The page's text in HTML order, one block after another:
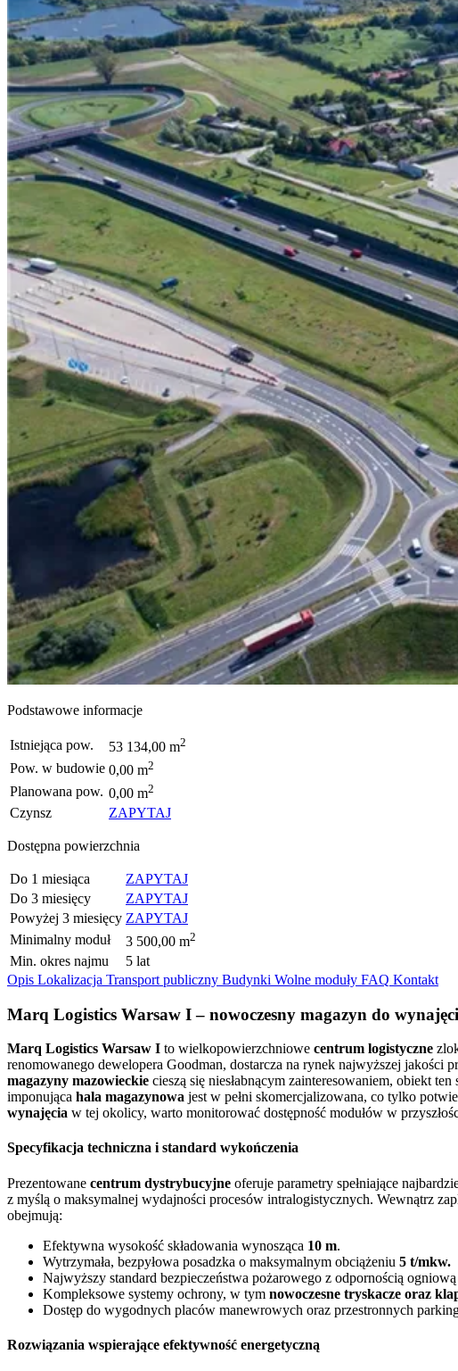
Podstawowe informacje
Istniejąca pow. 53 134,00 m2
Pow. w budowie 0,00 m2
Planowana pow. 0,00 m2
Czynsz ZAPYTAJ
Dostępna powierzchnia
Do 1 miesiąca
ZAPYTAJ
Do 3 miesięcy
ZAPYTAJ
Powyżej 3 miesięcy ZAPYTAJ
Minimalny moduł
3 500,00 m2
Min. okres najmu
5 lat
Opis Lokalizacja Transport publiczny Budynki Wolne moduły FAQ Kontakt
Marq Logistics Warsaw I – nowoczesny magazyn do
Marq Logistics Warsaw I to wielkopowierzchniowe centrum logistyczne
renomowanego dewelopera Goodman, dostarcza na rynek najwyższej jakości
magazyny mazowieckie cieszą się niesłabnącym zainteresowaniem, obiekt
imponująca hala magazynowa jest w pełni skomercjalizowana, co tylko
wynajęcia w tej okolicy, warto monitorować dostępność modułów w
Specyfikacja techniczna i standard wykończenia
Prezentowane centrum dystrybucyjne oferuje parametry spełniające
z myślą o maksymalnej wydajności procesów intralogistycznych. Wewnątrz
obejmują:
Efektywna wysokość składowania wynosząca 10 m.
Wytrzymała, bezpyłowa posadzka o maksymalnym obciążeniu 5 t/mkw.
Najwyższy standard bezpieczeństwa pożarowego z odpornością ogniową
Kompleksowe systemy ochrony, w tym nowoczesne tryskacze oraz
Dostęp do wygodnych placów manewrowych oraz przestronnych
Rozwiązania wspierające efektywność energetyczną